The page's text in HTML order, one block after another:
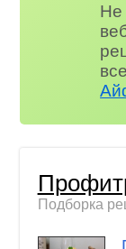
Не
Подборка